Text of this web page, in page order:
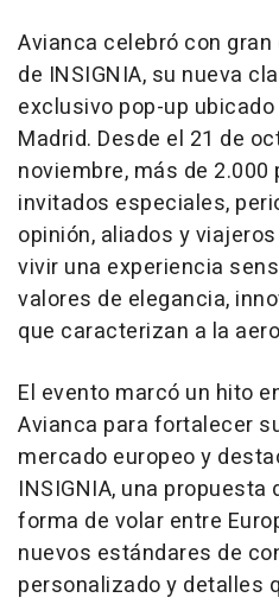
Avianca celebró con
de INSIGNIA, su nueva
exclusivo pop-up
Madrid. Desde el 21 de
noviembre, más de
invitados especiales,
opinión, aliados y
vivir una experiencia
valores de elegancia,
que caracterizan a la
El evento marcó un hito
Avianca para fortalecer
mercado europeo y
INSIGNIA, una
forma de volar entre
nuevos estándares de
personalizado y detalles